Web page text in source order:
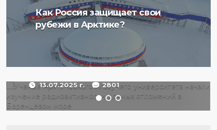
Как Россия защищает свои
рубежи в Арктике?
Ученые Арктического
плавучего университета
радиоактивности донных
отложений в Баренцевом
13.07.2025 г. 2801